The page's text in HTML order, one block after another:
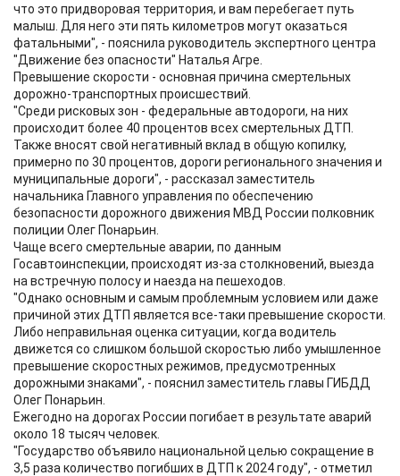
что это придворовая территория, и вам перебегает путь
малыш. Для него эти пять километров могут оказаться
фатальными", - пояснила руководитель экспертного центра
"Движение без опасности" Наталья Агре.
Превышение скорости - основная причина смертельных
дорожно-транспортных происшествий.
"Среди рисковых зон - федеральные автодороги, на них
происходит более 40 процентов всех смертельных ДТП.
Также вносят свой негативный вклад в общую копилку,
примерно по 30 процентов, дороги регионального значения и
муниципальные дороги", - рассказал заместитель
начальника Главного управления по обеспечению
безопасности дорожного движения МВД России полковник
полиции Олег Понарьин.
Чаще всего смертельные аварии, по данным
Госавтоинспекции, происходят из-за столкновений, выезда
на встречную полосу и наезда на пешеходов.
"Однако основным и самым проблемным условием или даже
причиной этих ДТП является все-таки превышение скорости.
Либо неправильная оценка ситуации, когда водитель
движется со слишком большой скоростью либо умышленное
превышение скоростных режимов, предусмотренных
дорожными знаками", - пояснил заместитель главы ГИБДД
Олег Понарьин.
Ежегодно на дорогах России погибает в результате аварий
около 18 тысяч человек.
"Государство объявило национальной целью сокращение в
3,5 раза количество погибших в ДТП к 2024 году", - отметил